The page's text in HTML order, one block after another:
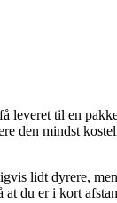
leveret til en
den mindst
lidt dyrere,
du er i kort